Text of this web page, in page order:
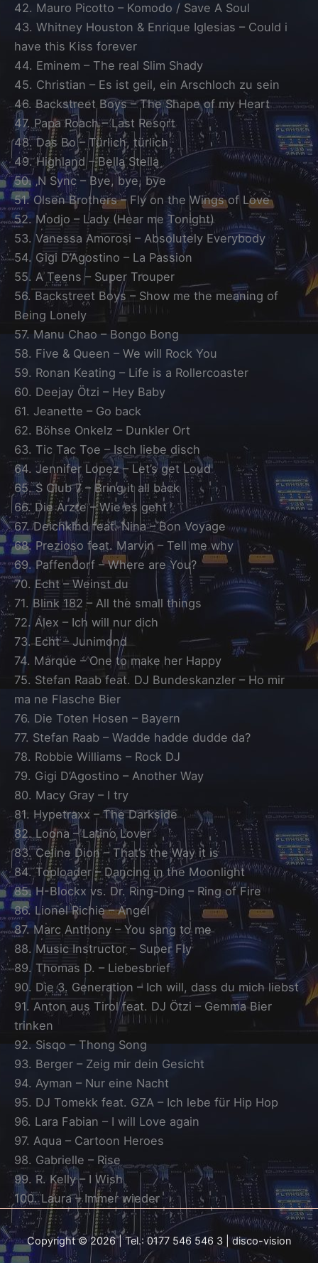
42. Mauro Picotto – Komodo / Save A Soul
43. Whitney Houston & Enrique Iglesias – Could i
have this Kiss forever
44. Eminem – The real Slim Shady
45. Christian – Es ist geil, ein Arschloch zu sein
46. Backstreet Boys – The Shape of my Heart
47. Papa Roach – Last Resort
48. Das Bo – Türlich, türlich
49. Highland – Bella Stella
50. ‚N Sync – Bye, bye, bye
51. Olsen Brothers – Fly on the Wings of Love
52. Modjo – Lady (Hear me Tonight)
53. Vanessa Amorosi – Absolutely Everybody
54. Gigi D’Agostino – La Passion
55. A Teens – Super Trouper
56. Backstreet Boys – Show me the meaning of
Being Lonely
57. Manu Chao – Bongo Bong
58. Five & Queen – We will Rock You
59. Ronan Keating – Life is a Rollercoaster
60. Deejay Ötzi – Hey Baby
61. Jeanette – Go back
62. Böhse Onkelz – Dunkler Ort
63. Tic Tac Toe – Isch liebe disch
64. Jennifer Lopez – Let’s get Loud
65. S Club 7 – Bring it all back
66. Die Ärzte – Wie es geht
67. Deichkind feat. Nina – Bon Voyage
68. Prezioso feat. Marvin – Tell me why
69. Paffendorf – Where are You?
70. Echt – Weinst du
71. Blink 182 – All the small things
72. Alex – Ich will nur dich
73. Echt – Junimond
74. Marque – One to make her Happy
75. Stefan Raab feat. DJ Bundeskanzler – Ho mir
ma ne Flasche Bier
76. Die Toten Hosen – Bayern
77. Stefan Raab – Wadde hadde dudde da?
78. Robbie Williams – Rock DJ
79. Gigi D’Agostino – Another Way
80. Macy Gray – I try
81. Hypetraxx – The Darkside
82. Loona – Latino Lover
83. Celine Dion – That’s the Way it is
84. Toploader – Dancing in the Moonlight
85. H-Blockx vs. Dr. Ring-Ding – Ring of Fire
86. Lionel Richie – Angel
87. Marc Anthony – You sang to me
88. Music Instructor – Super Fly
89. Thomas D. – Liebesbrief
90. Die 3. Generation – Ich will, dass du mich liebst
91. Anton aus Tirol feat. DJ Ötzi – Gemma Bier
trinken
92. Sisqo – Thong Song
93. Berger – Zeig mir dein Gesicht
94. Ayman – Nur eine Nacht
95. DJ Tomekk feat. GZA – Ich lebe für Hip Hop
96. Lara Fabian – I will Love again
97. Aqua – Cartoon Heroes
98. Gabrielle – Rise
99. R. Kelly – I Wish
100. Laura – Immer wieder
Copyright © 2026 | Tel.: 0177 546 546 3 | disco-vision